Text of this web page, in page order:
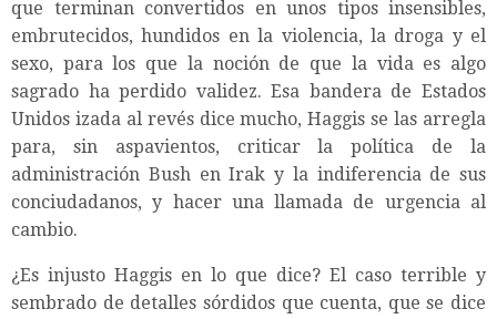
que terminan convertidos en unos tipos insensibles,
embrutecidos, hundidos en la violencia, la droga y el
sexo, para los que la noción de que la vida es algo
sagrado ha perdido validez. Esa bandera de Estados
Unidos izada al revés dice mucho, Haggis se las arregla
para, sin aspavientos, criticar la política de la
administración Bush en Irak y la indiferencia de sus
conciudadanos, y hacer una llamada de urgencia al
cambio.
¿Es injusto Haggis en lo que dice? El caso terrible y
sembrado de detalles sórdidos que cuenta, que se dice